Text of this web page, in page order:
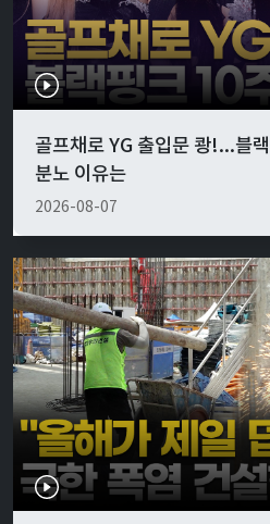
골프채로 YG 출입문 쾅!...블
분노 이유는
2026-08-07